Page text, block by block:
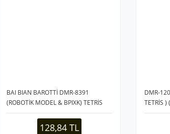
BAI BIAN BAROTTİ DMR-8391
(ROBOTİK MODEL & BPIXK) TETRİS
(PİLLİ) ELEKTRONİK OYUN (LEVEL &
SKOR EKRANLI) (BRICK GAME)*120
128,84 TL
DMR-
TETRİS )